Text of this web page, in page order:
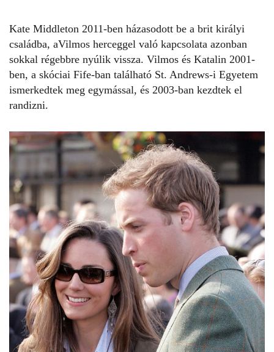
Kate Middleton 2011-ben házasodott be a brit királyi
családba, aVilmos herceggel való kapcsolata azonban
sokkal régebbre nyúlik vissza. Vilmos és Katalin 2001-
ben, a skóciai Fife-ban található St. Andrews-i Egyetem
ismerkedtek meg egymással, és 2003-ban kezdtek el
randizni.